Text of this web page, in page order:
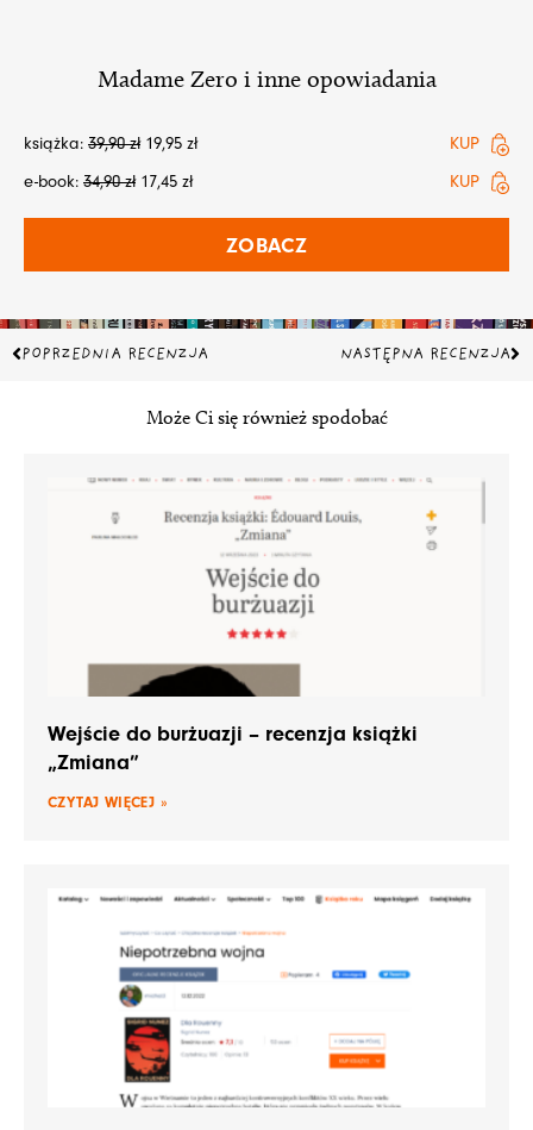
Madame Zero i inne opowiadania
książka: 39,90zł 19,95 zł
KUP
e-book: 34,90zł 17,45 zł KUP
ZOBACZ
Prev
POPRZEDNIA RECENZJA NASTĘPNA RECENZJA
Może Ci się również spodobać
Wejście do burżuazji – recenzja książki
„Zmiana”
CZYTAJ WIĘCEJ »